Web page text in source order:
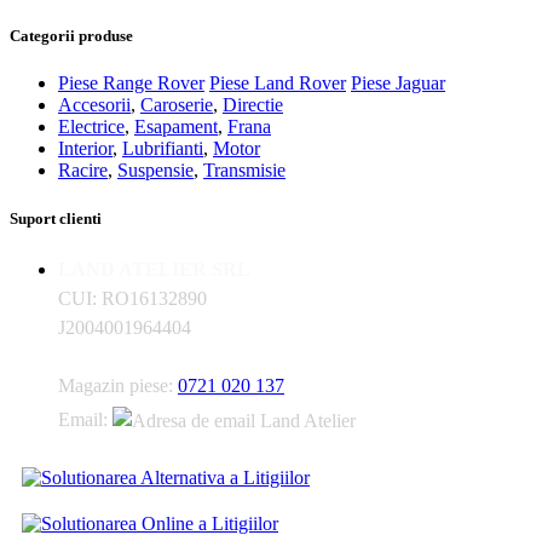
Categorii produse
Piese Range Rover Piese Land Rover Piese Jaguar
Accesorii, Caroserie, Directie
Electrice, Esapament, Frana
Interior, Lubrifianti, Motor
Racire, Suspensie, Transmisie
Suport clienti
CUI: RO16132890
J2004001964404
Magazin piese: 0721 020 137
Email: